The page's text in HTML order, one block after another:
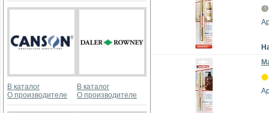
В каталог
О производителе
В каталог
О производителе